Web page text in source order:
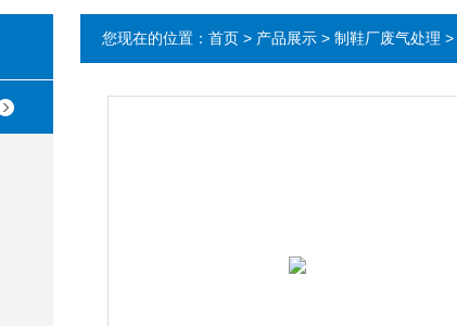
您现在的位置： 首页 > 产品展示 > 制鞋厂废气处理 >